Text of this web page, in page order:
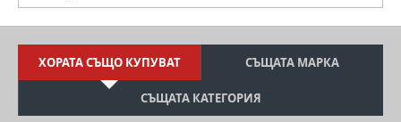
ХОРАТА СЪЩО КУПУВАТ СЪЩАТА МАРКА
СЪЩАТА КАТЕГОРИЯ